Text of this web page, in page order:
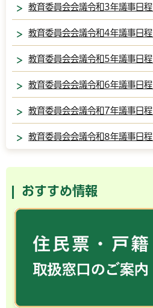
教育委員会会議令和3年議事日
教育委員会会議令和4年議事日
教育委員会会議令和5年議事日
教育委員会会議令和6年議事日
教育委員会会議令和7年議事日
教育委員会会議令和8年議事日
おすすめ情報